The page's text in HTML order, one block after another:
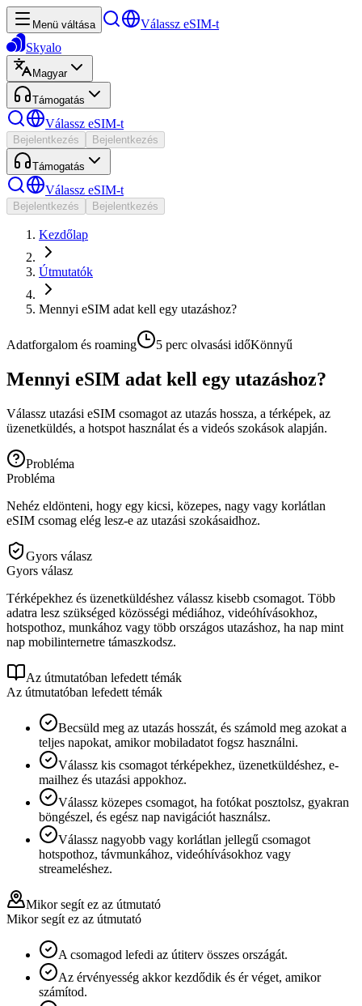
Menü váltása
Válassz eSIM-t
Skyalo
Magyar
Támogatás
Válassz eSIM-t
Bejelentkezés Bejelentkezés
Támogatás
Válassz eSIM-t
Bejelentkezés Bejelentkezés
Kezdőlap
Útmutatók
Mennyi eSIM adat kell egy utazáshoz?
Adatforgalom és roaming 5 perc olvasási időKönnyű
Mennyi eSIM adat kell egy utazáshoz?
Válassz utazási eSIM csomagot az utazás hossza, a térképek, az
üzenetküldés, a hotspot használat és a videós szokások alapján.
Probléma
Probléma
Nehéz eldönteni, hogy egy kicsi, közepes, nagy vagy korlátlan
eSIM csomag elég lesz-e az utazási szokásaidhoz.
Gyors válasz
Gyors válasz
Térképekhez és üzenetküldéshez válassz kisebb csomagot. Több
adatra lesz szükséged közösségi médiához, videóhívásokhoz,
hotspothoz, munkához vagy több országos utazáshoz, ha nap mint
nap mobilinternetre támaszkodsz.
Az útmutatóban lefedett témák
Az útmutatóban lefedett témák
Becsüld meg az utazás hosszát, és számold meg azokat a
teljes napokat, amikor mobiladatot fogsz használni.
Válassz kis csomagot térképekhez, üzenetküldéshez, e-
mailhez és utazási appokhoz.
Válassz közepes csomagot, ha fotókat posztolsz, gyakran
böngészel, és egész nap navigációt használsz.
Válassz nagyobb vagy korlátlan jellegű csomagot
hotspothoz, távmunkához, videóhívásokhoz vagy
streameléshez.
Mikor segít ez az útmutató
Mikor segít ez az útmutató
A csomagod lefedi az útiterv összes országát.
Az érvényesség akkor kezdődik és ér véget, amikor
számítod.